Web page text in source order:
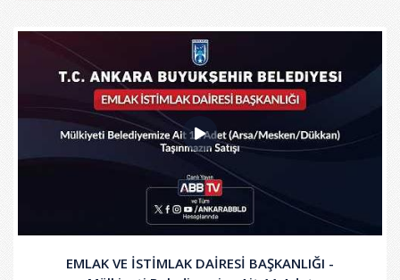
EMLAK VE İSTİMLAK DAİRESİ BAŞKANLIĞI -